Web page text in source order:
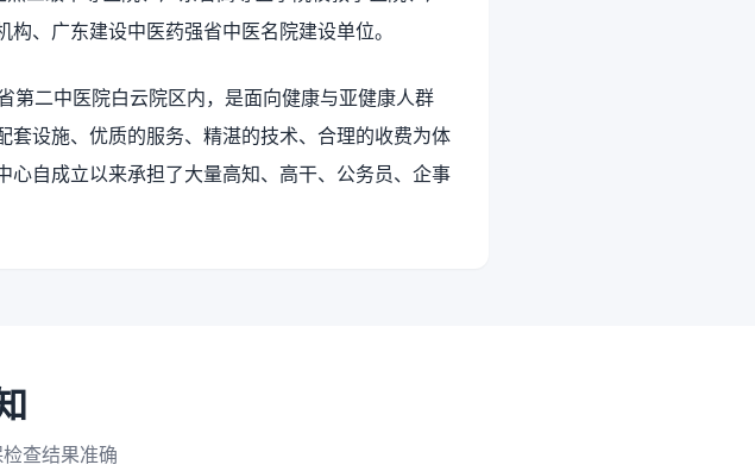
、广东建设中医药强省中医名院建设单位。
二中医院白云院区内，是面向健康与亚健康人群
设施、优质的服务、精湛的技术、合理的收费为体
自成立以来承担了大量高知、高干、公务员、企事
查结果准确